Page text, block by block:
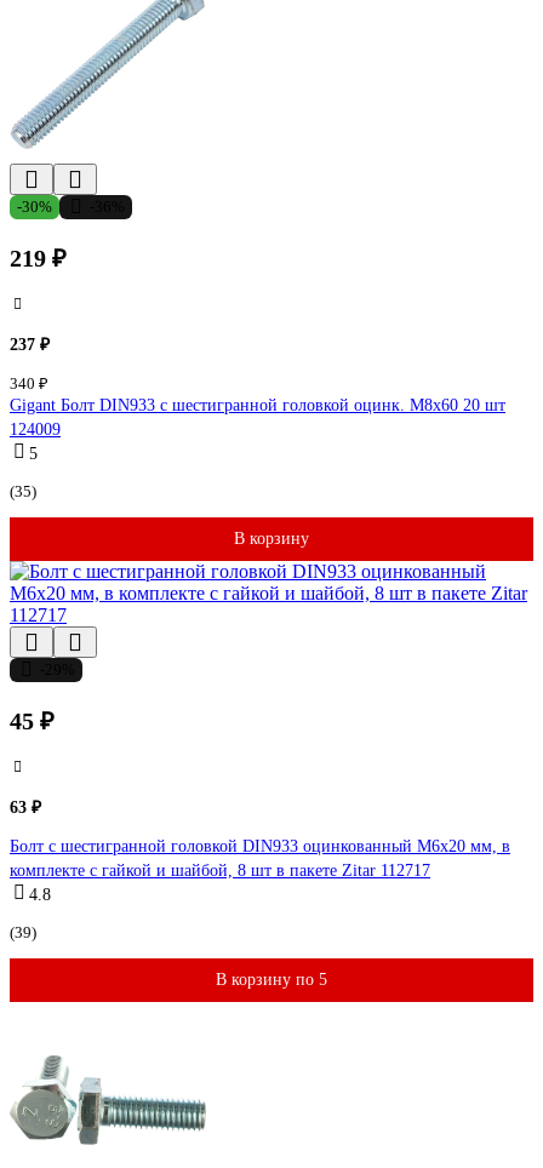
-30%
219 ₽
237 ₽
340 ₽
Gigant Болт DIN933 с шестигранной головкой оцинк. М8x60 20 шт
124009
5
(35)
В корзину
45 ₽
63 ₽
Болт с шестигранной головкой DIN933 оцинкованный М6x20 мм, в
комплекте с гайкой и шайбой, 8 шт в пакете Zitar 112717
4.8
(39)
В корзину по 5